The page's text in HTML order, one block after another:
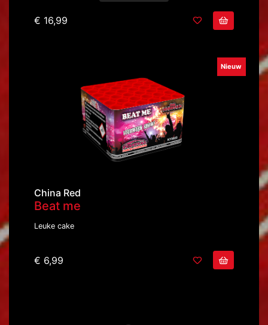
€ 16,99
Nieuw
China Red
Beat me
Leuke cake
€ 6,99